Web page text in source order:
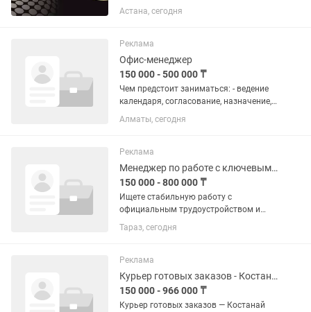
инновационных материалов:
Предлагаем Вам Ламинированный
панели для отделки стен на основе
гипсокартона с высокопрочным...
Астана, сегодня
Реклама
Офис-менеджер
150 000 - 500 000 ₸
Чем предстоит заниматься: - ведение
календаря, согласование, назначение,
подготовка, организация и проведение
встреч; - взаимодействие с
информации, звонки; -...
Алматы, сегодня
Реклама
Менеджер по работе с ключевыми клиентами
150 000 - 800 000 ₸
Ищете стабильную работу с
официальным трудоустройством и
возможностью хорошо зарабатывать?
Тогда присоединяйтесь к нашей
Официальное трудоустройство и
полный социальный...
Тараз, сегодня
Реклама
Курьер готовых заказов - Костанай. Подработка/работа.
150 000 - 966 000 ₸
Курьер готовых заказов — Костанай